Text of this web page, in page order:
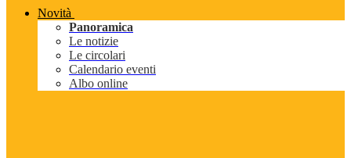
Novità
Panoramica
Le notizie
Le circolari
Calendario eventi
Albo online